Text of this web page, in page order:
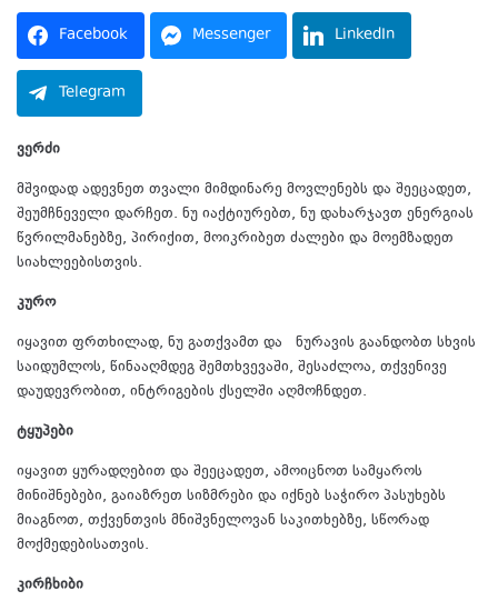
Facebook Messenger LinkedIn
Telegram
ვერძი
მშვიდად ადევნეთ თვალი მიმდინარე მოვლენებს და შეეცადეთ,
შეუმჩნეველი დარჩეთ. ნუ იაქტიურებთ, ნუ დახარჯავთ ენერგიას
წვრილმანებზე, პირიქით, მოიკრიბეთ ძალები და მოემზადეთ
სიახლეებისთვის.
კურო
იყავით ფრთხილად, ნუ გათქვამთ და ნურავის გაანდობთ სხვის
საიდუმლოს, წინააღმდეგ შემთხვევაში, შესაძლოა, თქვენივე
დაუდევრობით, ინტრიგების ქსელში აღმოჩნდეთ.
ტყუპები
იყავით ყურადღებით და შეეცადეთ, ამოიცნოთ სამყაროს
მინიშნებები, გაიაზრეთ სიზმრები და იქნებ საჭირო პასუხებს
მიაგნოთ, თქვენთვის მნიშვნელოვან საკითხებზე, სწორად
მოქმედებისათვის.
კირჩხიბი